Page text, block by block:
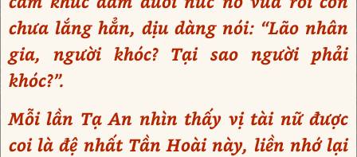
chưa lắng hẳn, dịu dàng nói: “Lão nhân
gia, người khóc? Tại sao người phải
khóc?”.
Mỗi lần Tạ An nhìn thấy vị tài nữ được
coi là đệ nhất Tần Hoài này, liền nhớ lại